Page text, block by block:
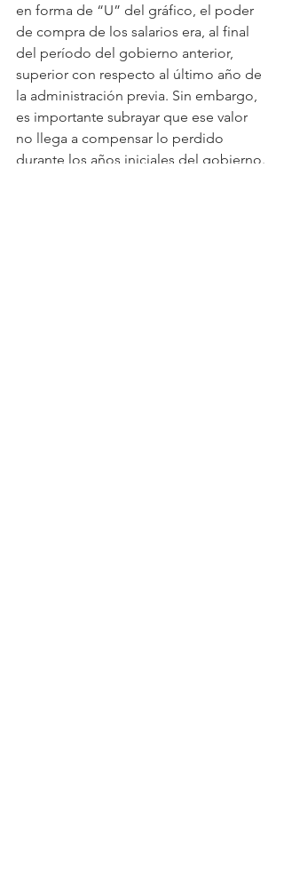
en forma de “U” del gráfico, el poder
de compra de los salarios era, al final
del período del gobierno anterior,
superior con respecto al último año de
la administración previa. Sin embargo,
es importante subrayar que ese valor
no llega a compensar lo perdido
durante los años iniciales del gobierno.